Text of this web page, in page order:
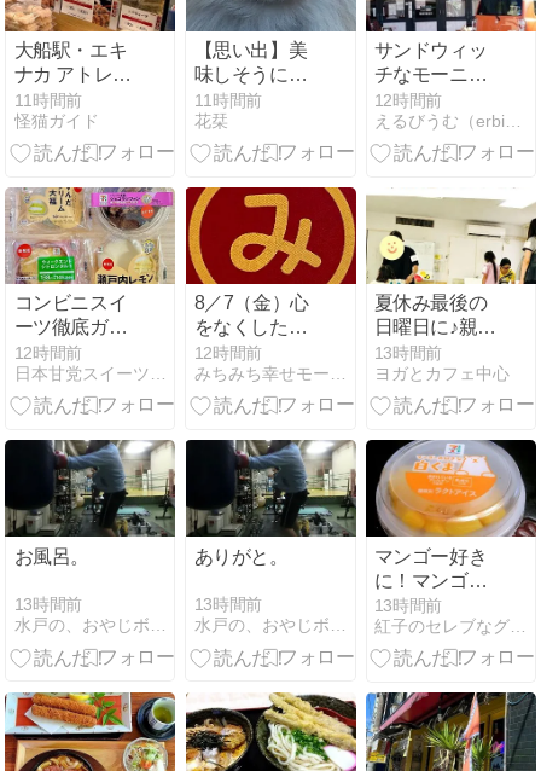
大船駅・エキ
ナカ アトレ
PAOPAOのス
タミナ餃子♪
11時間前
怪猫ガイド
【思い出】美
味しそうにさ
つまいもを食
べるアート
2023/08/07
11時間前
花栞
サンドウィッ
チなモーニン
グ
12時間前
コンビニスイ
ーツ徹底ガチ
レポ（セブン
イレブン編・
2026年8月－
12時間前
日本甘党スイーツ大臣…東京を食べ歩き
8／7（金）心
をなくした鬼
が出たッ！そ
して、無一郎
くんに討伐さ
（笑）( ´ ▽ ` )
12時間前
みちみち幸せモーニング
夏休み最後の
日曜日に♪親子
ヨガ＆おさか
な釣りあそび
in葛飾区交流
13時間前
ヨガとカフェ中心
お風呂。
13時間前
水戸の、おやじボクサー。素人だって10戦やったぞーっ!!!…
ありがと。
13時間前
水戸の、おやじボクサー。素人だって10戦やったぞーっ!!!…
マンゴー好き
に！マンゴー
尽くしな白く
まアイス@セ
ブンイレブン
13時間前
紅子のセレブなグルメ日記